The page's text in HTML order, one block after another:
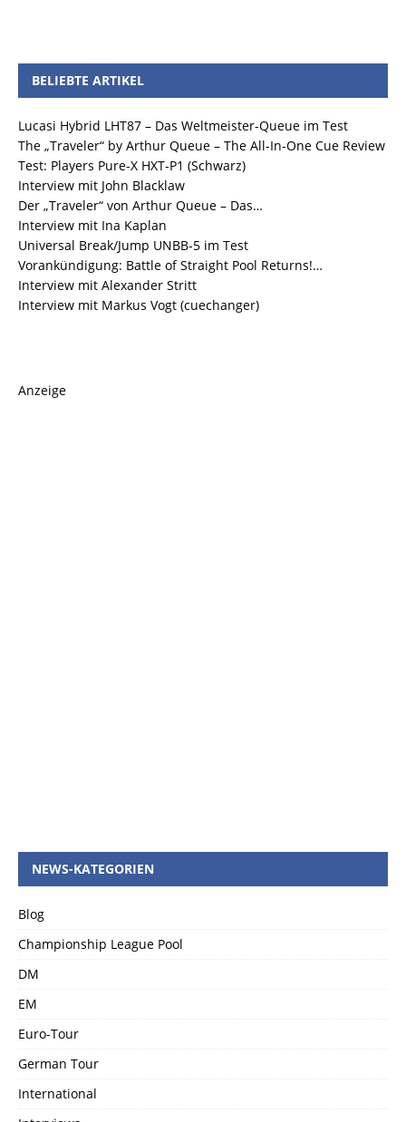
BELIEBTE ARTIKEL
Lucasi Hybrid LHT87 – Das Weltmeister-Queue im Test
The „Traveler“ by Arthur Queue – The All-In-One Cue Review
Test: Players Pure-X HXT-P1 (Schwarz)
Interview mit John Blacklaw
Der „Traveler“ von Arthur Queue – Das…
Interview mit Ina Kaplan
Universal Break/Jump UNBB-5 im Test
Vorankündigung: Battle of Straight Pool Returns!…
Interview mit Alexander Stritt
Interview mit Markus Vogt (cuechanger)
Anzeige
NEWS-KATEGORIEN
Blog
Championship League Pool
DM
EM
Euro-Tour
German Tour
International